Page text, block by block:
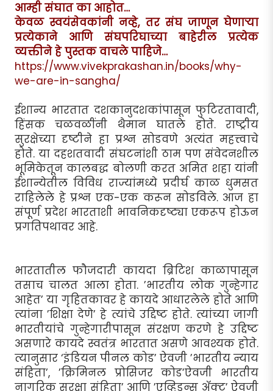
आम्ही संघात का आहोत…
केवळ स्वयंसेवकांनी नव्हे, तर संघ जाणून घेणाऱ्या
प्रत्येकाने आणि संघपरिघाच्या बाहेरील प्रत्येक
व्यक्तीने हे पुस्तक वाचले पाहिजे…
https://www.vivekprakashan.in/books/why-
we-are-in-sangha/
ईशान्य भारतात दशकानुदशकांपासून फुटिरतावादी,
हिंसक चळवळींनी थैमान घातले होते. राष्ट्रीय
सुरक्षेच्या दृष्टीने हा प्रश्न सोडवणे अत्यंत महत्त्वाचे
होते. या दहशतवादी संघटनांशी ठाम पण संवेदनशील
भूमिकेतून कालबद्ध बोलणी करत अमित शहा यांनी
ईशान्येतील विविध राज्यांमध्ये प्रदीर्घ काळ धुमसत
राहिलेले हे प्रश्न एक-एक करून सोडविले. आज हा
संपूर्ण प्रदेश भारताशी भावनिकदृष्ट्या एकरूप होऊन
प्रगतिपथावर आहे.
भारतातील फौजदारी कायदा ब्रिटिश काळापासून
तसाच चालत आला होता. ’भारतीय लोक गुन्हेगार
आहेत’ या गृहितकावर हे कायदे आधारलेले होते आणि
त्यांना ’शिक्षा देणे’ हे त्यांचे उद्दिष्ट होते. त्यांच्या जागी
भारतीयांचे गुन्हेगारीपासून संरक्षण करणे हे उद्दिष्ट
असणारे कायदे स्वतंत्र भारतात असणे आवश्यक होते.
त्यानुसार ‘इंडियन पीनल कोड’ ऐवजी ’भारतीय न्याय
संहिता’, ’क्रिमिनल प्रोसिजर कोड’ऐवजी भारतीय
नागरिक सुरक्षा संहिता’ आणि ’एव्हिडन्स अ‍ॅक्ट’ ऐवजी